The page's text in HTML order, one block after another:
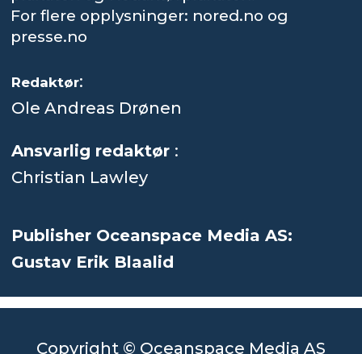
For flere opplysninger: nored.no og
presse.no
Redaktør:
Ole Andreas Drønen
Ansvarlig redaktør :
Christian Lawley
Publisher Oceanspace Media AS:
Gustav Erik Blaalid
Copyright © Oceanspace Media AS